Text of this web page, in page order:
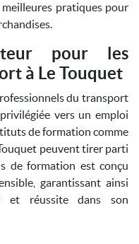
pratiques pour
pour les
à Le Touquet
du transport
vers un emploi
de formation comme
peuvent tirer parti
de formation est conçu
garantissant ainsi
et réussite dans son